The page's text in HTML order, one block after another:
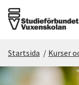
Det här gör vi
Startsida / Kurser